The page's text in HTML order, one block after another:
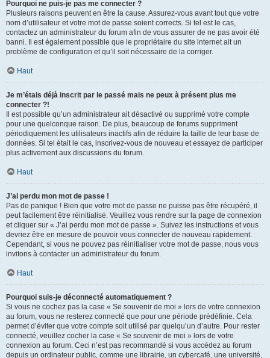
Pourquoi ne puis-je pas me connecter ?
Plusieurs raisons peuvent en être la cause. Assurez-vous avant tout que votre
nom d’utilisateur et votre mot de passe soient corrects. Si tel est le cas,
contactez un administrateur du forum afin de vous assurer de ne pas avoir été
banni. Il est également possible que le propriétaire du site internet ait un
problème de configuration et qu’il soit nécessaire de la corriger.
Haut
Je m’étais déjà inscrit par le passé mais ne peux à présent plus me
connecter ?!
Il est possible qu’un administrateur ait désactivé ou supprimé votre compte
pour une quelconque raison. De plus, beaucoup de forums suppriment
périodiquement les utilisateurs inactifs afin de réduire la taille de leur base de
données. Si tel était le cas, inscrivez-vous de nouveau et essayez de participer
plus activement aux discussions du forum.
Haut
J’ai perdu mon mot de passe !
Pas de panique ! Bien que votre mot de passe ne puisse pas être récupéré, il
peut facilement être réinitialisé. Veuillez vous rendre sur la page de connexion
et cliquer sur « J’ai perdu mon mot de passe ». Suivez les instructions et vous
devriez être en mesure de pouvoir vous connecter de nouveau rapidement.
Cependant, si vous ne pouvez pas réinitialiser votre mot de passe, nous vous
invitons à contacter un administrateur du forum.
Haut
Pourquoi suis-je déconnecté automatiquement ?
Si vous ne cochez pas la case « Se souvenir de moi » lors de votre connexion
au forum, vous ne resterez connecté que pour une période prédéfinie. Cela
permet d’éviter que votre compte soit utilisé par quelqu’un d’autre. Pour rester
connecté, veuillez cocher la case « Se souvenir de moi » lors de votre
connexion au forum. Ceci n’est pas recommandé si vous accédez au forum
depuis un ordinateur public, comme une librairie, un cybercafé, une université,